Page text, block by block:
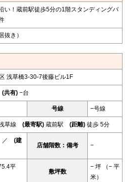
い！蔵前駅徒歩5分の1階スタンディングバ
抜き）
浅草橋3-30-7後藤ビル1F
(共有) −台
号線 −号線
草線 (最寄駅) 蔵前駅 (距離) 徒歩 5分
／ (建
店舗階数：備考 −
平
敷坪数
− 坪 （− 平
米）